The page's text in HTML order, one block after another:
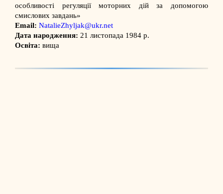
особливості регуляції моторних дій за допомогою
смислових завдань»
Email: NatalieZhyljak@ukr.net
Дата народження: 21 листопада 1984 р.
Освіта: вища